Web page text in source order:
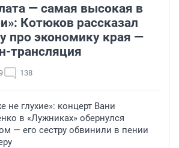
— самая высокая в
Котюков рассказал
про экономику края —
трансляция
138
не глухие»: концерт Вани
в «Лужниках» обернулся
— его сестру обвинили в пении